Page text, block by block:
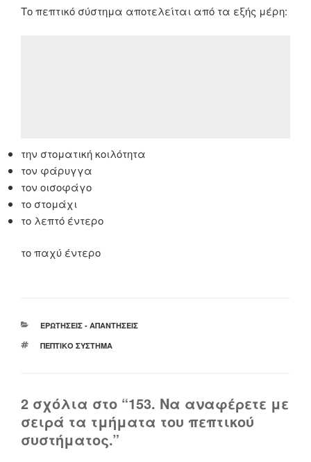
Το πεπτικό σύστημα αποτελείται από τα εξής μέρη:
την στοματική κοιλότητα
τον φάρυγγα
τον οισοφάγο
το στομάχι
το λεπτό έντερο
το παχύ έντερο
ΚΑΤΗΓΟΡΊΕΣ
ΕΡΩΤΉΣΕΙΣ - ΑΠΑΝΤΉΣΕΙΣ
ΕΤΙΚΈΤΕΣ
ΠΕΠΤΙΚΌ ΣΎΣΤΗΜΑ
2 σχόλια στο “153. Να αναφέρετε με
σειρά τα τμήματα του πεπτικού
συστήματος.”